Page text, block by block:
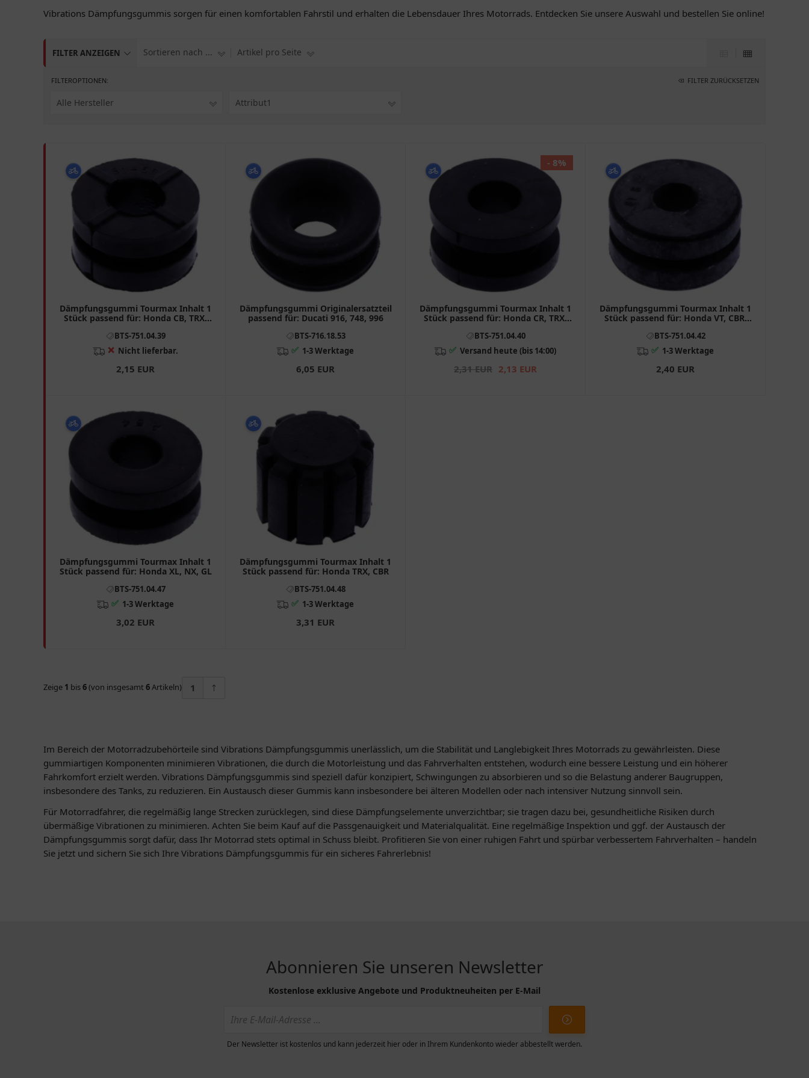
Vibrations Dämpfungsgummis sorgen für einen komfortablen Fahrstil und erhalten die Lebensdauer Ihres Motorrads. Entdecken Sie unsere Auswahl und bestellen Sie online!
FILTER ANZEIGEN Sortieren nach ... Artikel pro Seite
FILTEROPTIONEN: FILTER ZURÜCKSETZEN
Alle Hersteller Attribut1
Dämpfungsgummi Tourmax Inhalt 1
Stück passend für: Honda CB, TRX,
BTS-751.04.39
❌ Nicht lieferbar.
2,15 EUR
Dämpfungsgummi Originalersatzteil
passend für: Ducati 916, 748, 996
BTS-716.18.53
✅ 1-3 Werktage
6,05 EUR
Dämpfungsgummi Tourmax Inhalt 1
Stück passend für: Honda CR, TRX,
BTS-751.04.40
✅ Versand heute (bis 14:00)
2,31 EUR 2,13 EUR
- 8%
Dämpfungsgummi Tourmax Inhalt 1
Stück passend für: Honda VT, CBR,
BTS-751.04.42
✅ 1-3 Werktage
2,40 EUR
Dämpfungsgummi Tourmax Inhalt 1
Stück passend für: Honda XL, NX, GL
BTS-751.04.47
✅ 1-3 Werktage
3,02 EUR
Dämpfungsgummi Tourmax Inhalt 1
Stück passend für: Honda TRX, CBR
BTS-751.04.48
✅ 1-3 Werktage
3,31 EUR
Zeige 1 bis6(von insgesamt 6Artikeln) 1
Im Bereich der Motorradzubehörteile sind Vibrations Dämpfungsgummis unerlässlich, um die Stabilität und Langlebigkeit Ihres Motorrads zu gewährleisten. Diese
gummiartigen Komponenten minimieren Vibrationen, die durch die Motorleistung und das Fahrverhalten entstehen, wodurch eine bessere Leistung und ein höherer
Fahrkomfort erzielt werden. Vibrations Dämpfungsgummis sind speziell dafür konzipiert, Schwingungen zu absorbieren und so die Belastung anderer Baugruppen,
insbesondere des Tanks, zu reduzieren. Ein Austausch dieser Gummis kann insbesondere bei älteren Modellen oder nach intensiver Nutzung sinnvoll sein.
Für Motorradfahrer, die regelmäßig lange Strecken zurücklegen, sind diese Dämpfungselemente unverzichtbar; sie tragen dazu bei, gesundheitliche Risiken durch
übermäßige Vibrationen zu minimieren. Achten Sie beim Kauf auf die Passgenauigkeit und Materialqualität. Eine regelmäßige Inspektion und ggf. der Austausch der
Dämpfungsgummis sorgt dafür, dass Ihr Motorrad stets optimal in Schuss bleibt. Profitieren Sie von einer ruhigen Fahrt und spürbar verbessertem Fahrverhalten – handeln
Sie jetzt und sichern Sie sich Ihre Vibrations Dämpfungsgummis für ein sicheres Fahrerlebnis!
Abonnieren Sie unseren Newsletter
Kostenlose exklusive Angebote und Produktneuheiten per E-Mail
Der Newsletter ist kostenlos und kann jederzeit hier oder in Ihrem Kundenkonto wieder abbestellt werden.